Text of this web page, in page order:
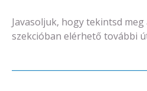
Javasoljuk, hogy tekintsd meg
szekcióban elérhető további